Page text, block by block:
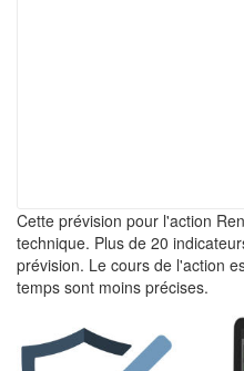
Cette prévision pour l'action
technique. Plus de 20
prévision. Le cours de l'action
temps sont moins précises.